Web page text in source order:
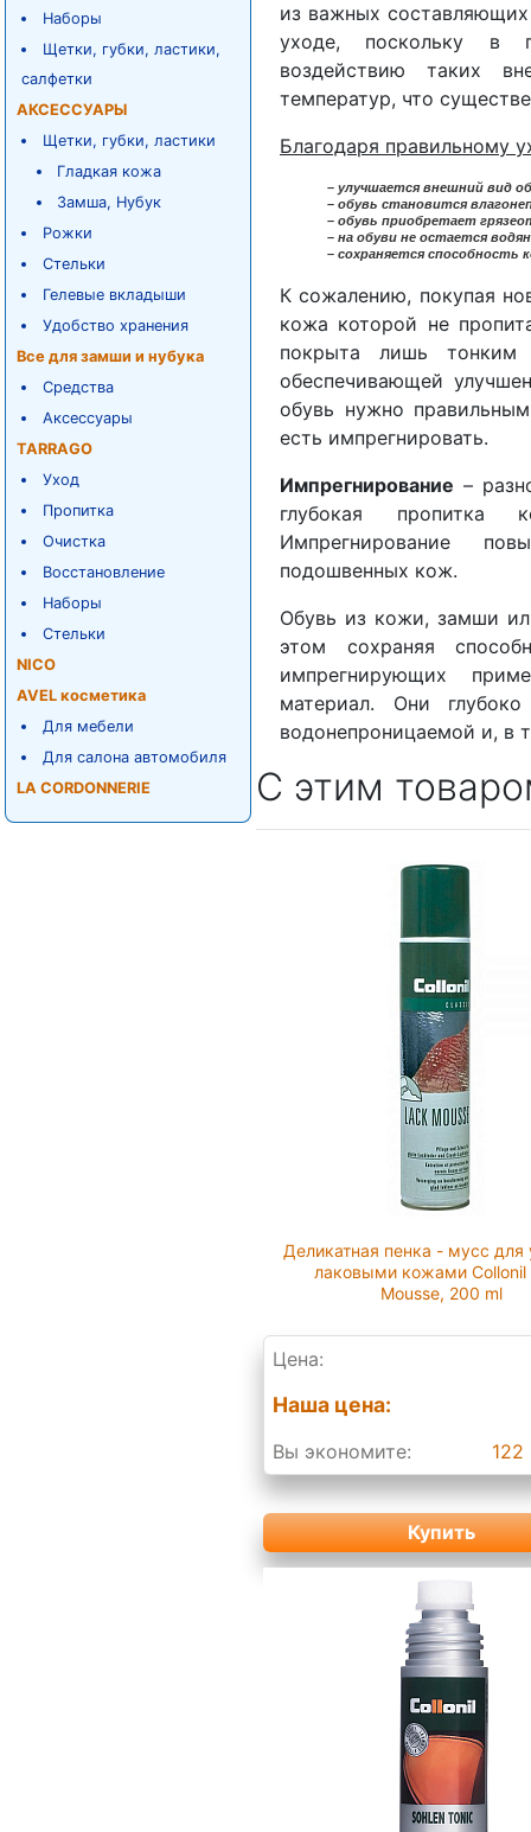
Наборы
Щетки, губки, ластики,
салфетки
АКСЕССУАРЫ
Щетки, губки, ластики
Гладкая кожа
Замша, Нубук
Рожки
Стельки
Гелевые вкладыши
Удобство хранения
Все для замши и нубука
Средства
Аксессуары
TARRAGO
Уход
Пропитка
Очистка
Восстановление
Наборы
Стельки
NICO
AVEL косметика
Для мебели
Для салона автомобиля
LA CORDONNERIE
из важных
уходе, поскольку в
воздействию таких
температур, что
Благодаря правильному
– улучшается внешний вид
– обувь становится
– обувь приобретает
– на обуви не остается
– сохраняется способность
К сожалению, покупая
кожа которой не
покрыта лишь тонким
обеспечивающей
обувь нужно
есть импрегнировать.
Импрегнирование –
глубокая пропитка
Импрегнирование
подошвенных кож.
Обувь из кожи, замши
этом сохраняя
импрегнирующих
материал. Они
водонепроницаемой и, в
С этим
Деликатная пенка - мусс для
лаковыми кожами Collonil
Mousse, 200 ml
Цена:
Наша цена:
Вы экономите: 122
Купить